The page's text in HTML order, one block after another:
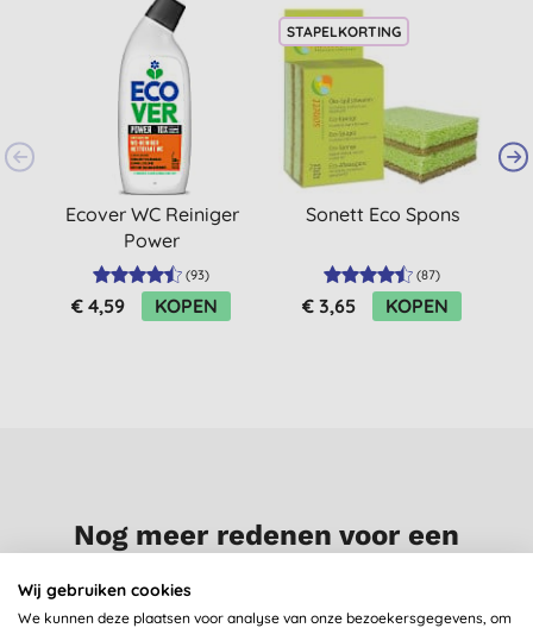
Ecover WC Reiniger
Power
(93)
€ 4,59 KOPEN
STAPELKORTING
Sonett Eco Spons
(87)
€ 3,65 KOPEN
Nog meer redenen voor een
Wij gebruiken cookies
We kunnen deze plaatsen voor analyse van onze bezoekersgegevens, om